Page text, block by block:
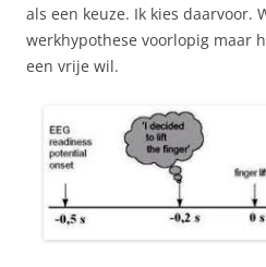
als een keuze. Ik kies daarvoor.
werkhypothese voorlopig maar
een vrije wil.